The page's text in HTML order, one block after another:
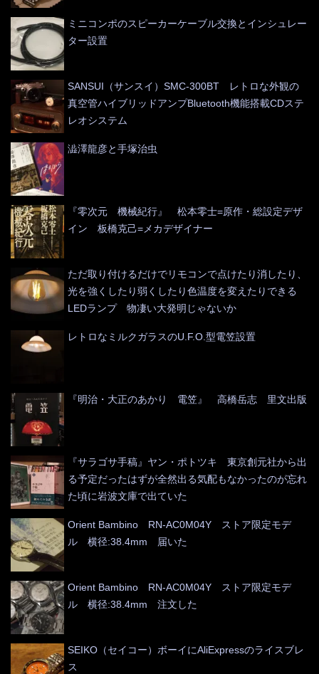
ミニコンポのスピーカーケーブル交換とインシュレー
ター設置
SANSUI（サンスイ）SMC-300BT レトロな外観の
真空管ハイブリッドアンプBluetooth機能搭載CDステ
レオシステム
澁澤龍彦と手塚治虫
『零次元 機械紀行』 松本零士=原作・総設定デザ
イン 板橋克己=メカデザイナー
ただ取り付けるだけでリモコンで点けたり消したり、
光を強くしたり弱くしたり色温度を変えたりできる
LEDランプ 物凄い大発明じゃないか
レトロなミルクガラスのU.F.O.型電笠設置
『明治・大正のあかり 電笠』 高橋岳志 里文出版
『サラゴサ手稿』ヤン・ポトツキ 東京創元社から出
る予定だったはずが全然出る気配もなかったのが忘れ
た頃に岩波文庫で出ていた
Orient Bambino RN-AC0M04Y ストア限定モデ
ル 横径:38.4mm 届いた
Orient Bambino RN-AC0M04Y ストア限定モデ
ル 横径:38.4mm 注文した
SEIKO（セイコー）ボーイにAliExpressのライスブレ
ス